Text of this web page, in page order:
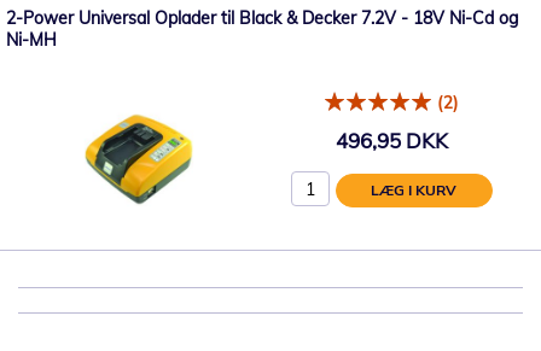
2-Power Universal Oplader til Black & Decker 7.2V - 18V Ni-Cd og
Ni-MH
(2)
496,95 DKK
LÆG I KURV